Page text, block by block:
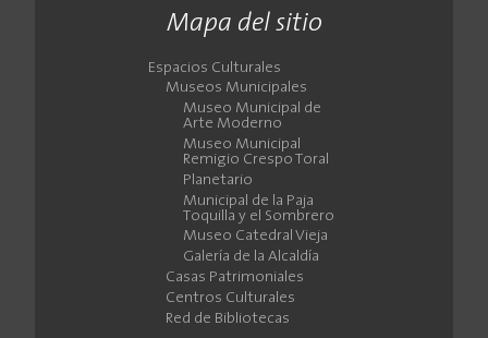
Mapa del sitio
Espacios Culturales
Museos Municipales
Museo Municipal de
Arte Moderno
Museo Municipal
Remigio Crespo Toral
Planetario
Municipal de la Paja
Toquilla y el Sombrero
Museo Catedral Vieja
Galería de la Alcaldía
Casas Patrimoniales
Centros Culturales
Red de Bibliotecas